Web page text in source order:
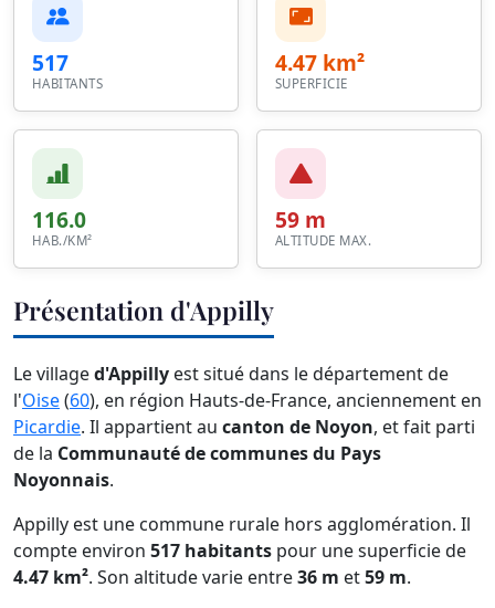
517
HABITANTS
4.47 km²
SUPERFICIE
116.0
HAB./KM²
59 m
ALTITUDE MAX.
Présentation d'Appilly
Le villaged'Appilly est situé dans le département de
l'Oise(60), en région Hauts-de-France, anciennement en
Picardie. Il appartient au canton de Noyon, et fait parti
de la Communauté de communes du Pays
Noyonnais.
Appilly est une commune rurale hors agglomération. Il
compte environ 517 habitants pour une superficie de
4.47 km². Son altitude varie entre36 m et59 m.